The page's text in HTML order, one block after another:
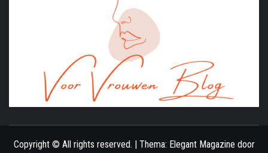
Copyright © All rights reserved. | Thema: Elegant Magazine door